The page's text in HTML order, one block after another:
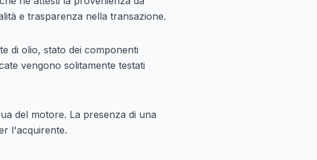
e trasparenza nella transazione.
di olio, stato dei componenti
vengono solitamente testati
del motore. La presenza di una
l'acquirente.